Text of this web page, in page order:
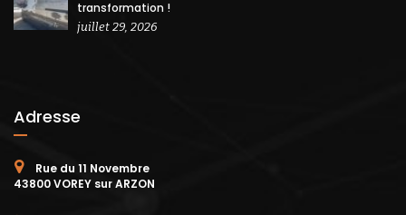
transformation !
juillet 29, 2026
Adresse
Rue du 11 Novembre
43800 VOREY sur ARZON